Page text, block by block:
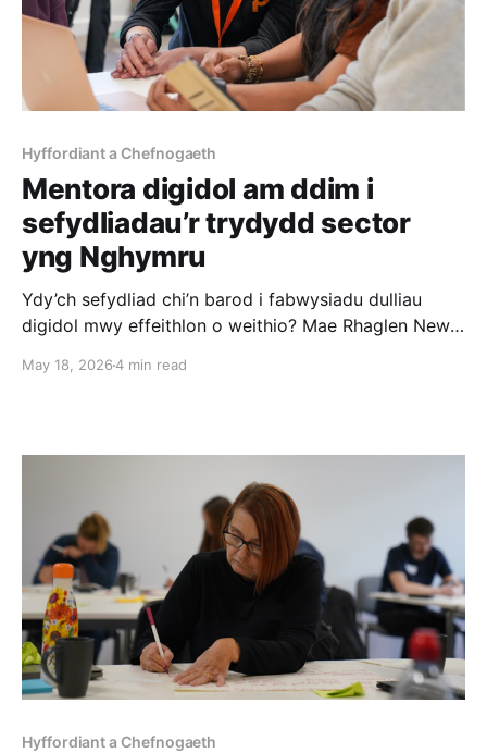
Hyffordiant a Chefnogaeth
Mentora digidol am ddim i
sefydliadau’r trydydd sector
yng Nghymru
Ydy’ch sefydliad chi’n barod i fabwysiadu dulliau
digidol mwy effeithlon o weithio? Mae Rhaglen Newid
llawn i helpu elusennau, mentrau cymdeithasol a
bartneriaeth
May 18, 20264 min read
Hyffordiant a Chefnogaeth